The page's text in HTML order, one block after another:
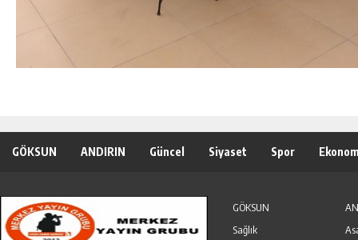
GÖKSUN ANDIRIN Güncel Siyaset Spor
GÖKSUN
Sağlık